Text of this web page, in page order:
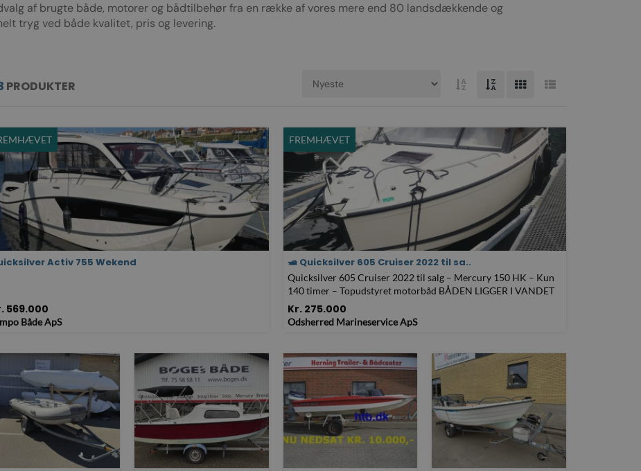
af brugte både, motorer og bådtilbehør fra en række af vores mere end 80 landsdækkende og
tryg ved både kvalitet, pris og levering.
PRODUKTER
Activ 755 Wekend
569.000
Både ApS
FREMHÆVET
🛥️ Quicksilver 605 Cruiser 2022 til sa..
Quicksilver 605 Cruiser 2022 til salg – Mercury 150 HK – Kun
140 timer – Topudstyret motorbåd BÅDEN LIGGER I VANDET
BESTIL TIL FOR FREMVISNING ..
Kr. 275.000
Odsherred Marineservice ApS